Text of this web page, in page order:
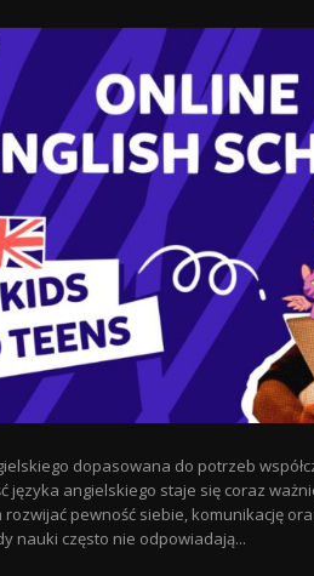
dopasowana do potrzeb
języka angielskiego staje się coraz
rozwijać pewność siebie, komunikację
nauki często nie odpowiadają...